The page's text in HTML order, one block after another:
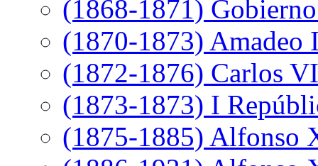
(1868-1871)
(1870-1873) Amadeo
(1872-1876) Carlos
(1873-1873) I
(1875-1885) Alfonso